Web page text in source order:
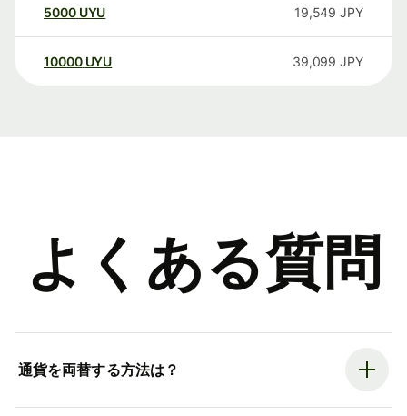
5000 UYU 19,549 JPY
10000 UYU 39,099 JPY
よくある質問
通貨を両替する方法は？